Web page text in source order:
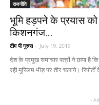
राजनीति
भूमि हड़पने के प्रयास को
किशनगंज...
टीम पी गुरुस - July 19, 2019
देश के प्रमुख समाचार पत्रों ने छापा है
रही मुस्लिम भीड़ पर तीर चलाये। रिपोर्टों
-